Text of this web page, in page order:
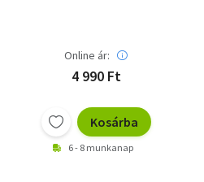
Online ár:
4 990 Ft
Kosárba
6 - 8 munkanap